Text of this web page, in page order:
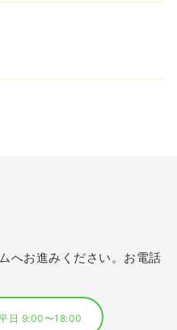
へお進みください。お電話
日 9:00〜18:00